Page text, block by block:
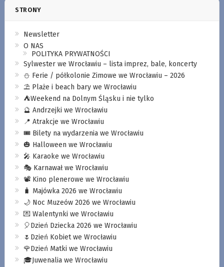
STRONY
Newsletter
O NAS
POLITYKA PRYWATNOŚCI
Sylwester we Wrocławiu – lista imprez, bale, koncerty
⛄️ Ferie / półkolonie Zimowe we Wrocławiu – 2026
⛱️ Plaże i beach bary we Wrocławiu
⛺️Weekend na Dolnym Śląsku i nie tylko
🔮 Andrzejki we Wrocławiu
📍 Atrakcje we Wrocławiu
🎟️ Bilety na wydarzenia we Wrocławiu
🎃 Halloween we Wrocławiu
🎤 Karaoke we Wrocławiu
🎭 Karnawał we Wrocławiu
📽️ Kino plenerowe we Wrocławiu
🧳 Majówka 2026 we Wrocławiu
🌙 Noc Muzeów 2026 we Wrocławiu
💌 Walentynki we Wrocławiu
🎈Dzień Dziecka 2026 we Wrocławiu
🌷Dzień Kobiet we Wrocławiu
🌹Dzień Matki we Wrocławiu
🎓Juwenalia we Wrocławiu